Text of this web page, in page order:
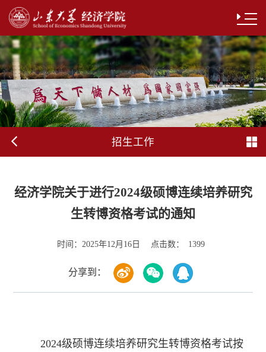
招生工作
经济学院关于进行2024级硕博连续培养研究
生转博资格考试的通知
时间： 2025年12月16日 点击数： 1399
分享到：
2024级硕博连续培养研究生转博资格考试按